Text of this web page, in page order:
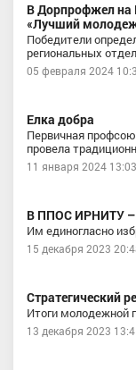
В Дорпрофжел на
«Лучший
Победители
региональных
05 февраля 2024
Елка добра
Первичная
провела
11 января 2024 13:03
В ППОС ИРНИТУ
Им единогласно
15 декабря 2023
Стратегический
Итоги
13 декабря 2023